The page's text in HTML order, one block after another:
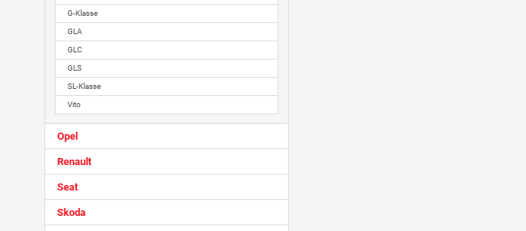
G-Klasse
GLA
GLC
GLS
SL-Klasse
Vito
Opel
Renault
Seat
Skoda